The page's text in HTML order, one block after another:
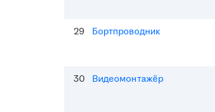
29 Бортпроводник
30 Видеомонтажёр